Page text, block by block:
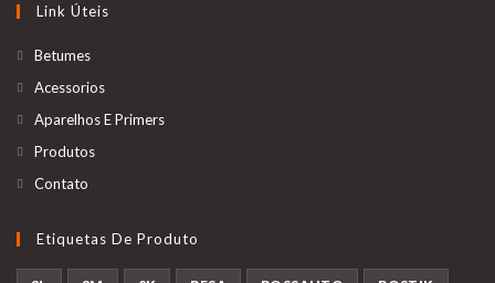
Link Úteis
Betumes
Acessorios
Aparelhos E Primers
Produtos
Contato
Etiquetas De Produto